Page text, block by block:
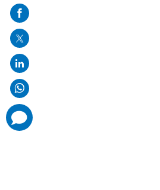
on
mail
comments
added